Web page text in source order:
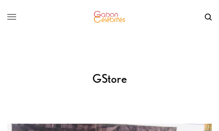
GStore